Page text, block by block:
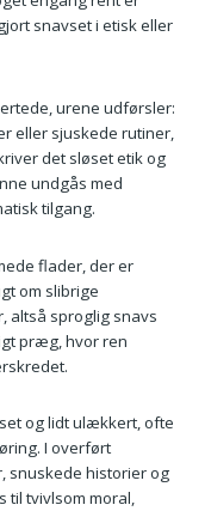
snavset i etisk eller
urene udførsler:
eller sjuskede rutiner,
det sløset etik og
undgås med
tilgang.
flader, der er
om slibrige
altså sproglig snavs
præg, hvor ren
og lidt ulækkert, ofte
I overført
snuskede historier og
til tvivlsom moral,